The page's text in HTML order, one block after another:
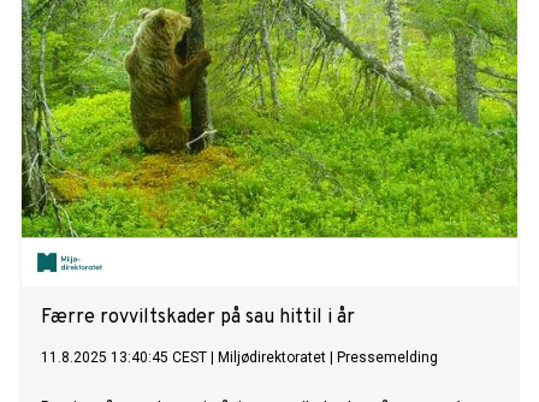
Færre rovviltskader på sau hittil i år
11.8.2025 13:40:45 CEST Miljødirektoratet Pressemelding